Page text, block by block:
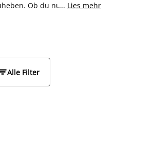
Ob du nun ein
... Lies mehr
Alle Filter